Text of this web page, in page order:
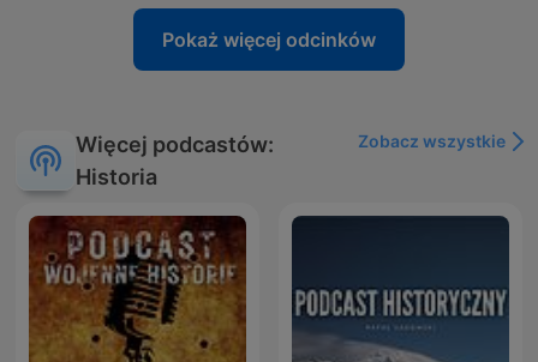
Pokaż więcej odcinków
Więcej podcastów:
Historia
Zobacz wszystkie